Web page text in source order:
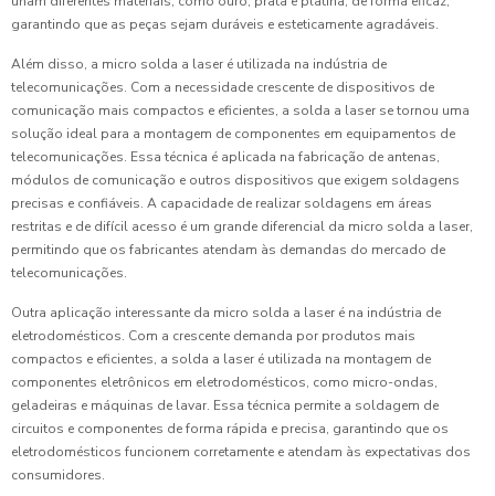
garantindo que as peças sejam duráveis e esteticamente agradáveis.
Além disso, a micro solda a laser é utilizada na indústria de
telecomunicações. Com a necessidade crescente de dispositivos de
comunicação mais compactos e eficientes, a solda a laser se tornou uma
solução ideal para a montagem de componentes em equipamentos de
telecomunicações. Essa técnica é aplicada na fabricação de antenas,
módulos de comunicação e outros dispositivos que exigem soldagens
precisas e confiáveis. A capacidade de realizar soldagens em áreas
restritas e de difícil acesso é um grande diferencial da micro solda a laser,
permitindo que os fabricantes atendam às demandas do mercado de
telecomunicações.
Outra aplicação interessante da micro solda a laser é na indústria de
eletrodomésticos. Com a crescente demanda por produtos mais
compactos e eficientes, a solda a laser é utilizada na montagem de
componentes eletrônicos em eletrodomésticos, como micro-ondas,
geladeiras e máquinas de lavar. Essa técnica permite a soldagem de
circuitos e componentes de forma rápida e precisa, garantindo que os
eletrodomésticos funcionem corretamente e atendam às expectativas dos
consumidores.